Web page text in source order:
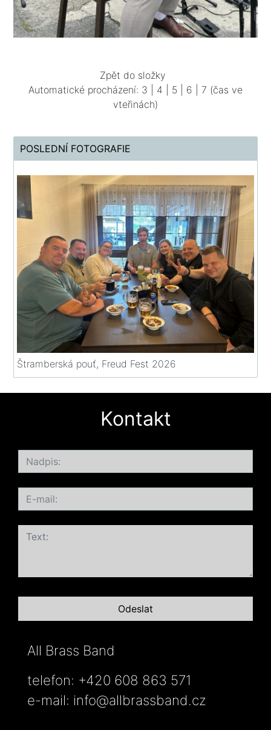
Zpět do složky
Automatické procházení: 3 4 5 6 7 (čas ve
vteřinách)
POSLEDNÍ FOTOGRAFIE
Štramberská pouť, Freud Fest 2026
Kontakt
All Brass Band
telefon: +420 608 863 571
e-mail: info@allbrassband.cz